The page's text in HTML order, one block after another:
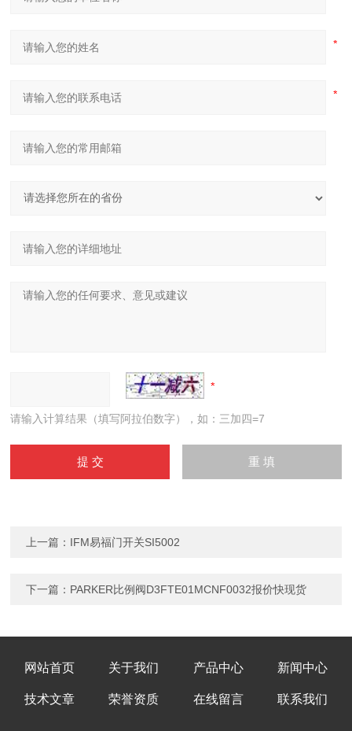
请输入计算结果（填写阿拉伯数字），如：三加四=7
上一篇： IFM易福门开关SI5002
下一篇： PARKER比例阀D3FTE01MCNF0032报价快现货
网站首页 关于我们 产品中心 新闻中心
技术文章 荣誉资质 在线留言 联系我们